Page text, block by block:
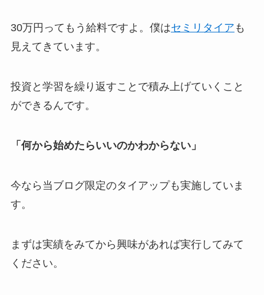
30万円ってもう給料ですよ。僕はセミリタイア も
見えてきています。
投資と学習を繰り返すことで積み上げていくこと
ができるんです。
「何から始めたらいいのかわからない」
今なら当ブログ限定のタイアップも実施していま
す。
まずは実績をみてから興味があれば実行してみて
ください。